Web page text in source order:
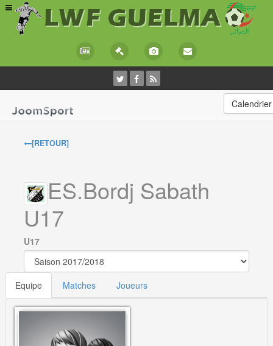
Calendrier
[RETOUR]
ES.Bordj Sabath
U17
U17
Equipe Matches Joueurs